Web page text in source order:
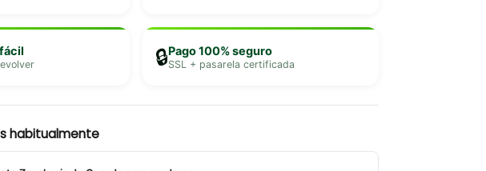
🔒Pago 100% seguro
SSL + pasarela certificada
habitualmente